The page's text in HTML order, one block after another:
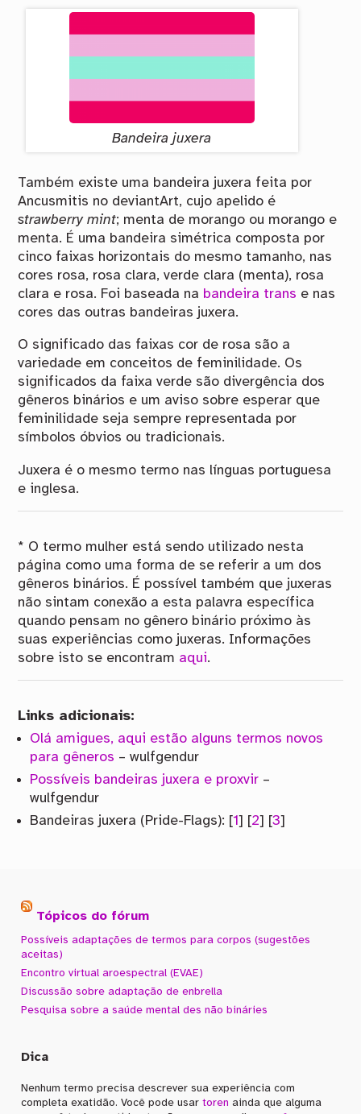
Bandeira juxera
Também existe uma bandeira juxera feita por
Ancusmitis no deviantArt, cujo apelido é
strawberry mint; menta de morango ou morango e
menta. É uma bandeira simétrica composta por
cinco faixas horizontais do mesmo tamanho, nas
cores rosa, rosa clara, verde clara (menta), rosa
clara e rosa. Foi baseada na bandeira trans e nas
cores das outras bandeiras juxera.
O significado das faixas cor de rosa são a
variedade em conceitos de feminilidade. Os
significados da faixa verde são divergência dos
gêneros binários e um aviso sobre esperar que
feminilidade seja sempre representada por
símbolos óbvios ou tradicionais.
Juxera é o mesmo termo nas línguas portuguesa
e inglesa.
* O termo mulher está sendo utilizado nesta
página como uma forma de se referir a um dos
gêneros binários. É possível também que juxeras
não sintam conexão a esta palavra específica
quando pensam no gênero binário próximo às
suas experiências como juxeras. Informações
sobre isto se encontram aqui.
Links adicionais:
Olá amigues, aqui estão alguns termos novos
para gêneros – wulfgendur
Possíveis bandeiras juxera e proxvir –
wulfgendur
Bandeiras juxera (Pride-Flags): [1] [2] [3]
Tópicos do fórum
Possíveis adaptações de termos para corpos (sugestões
aceitas)
Encontro virtual aroespectral (EVAE)
Discussão sobre adaptação de enbrella
Pesquisa sobre a saúde mental des não bináries
Dica
Nenhum termo precisa descrever sua experiência com
completa exatidão. Você pode usartoren ainda que alguma